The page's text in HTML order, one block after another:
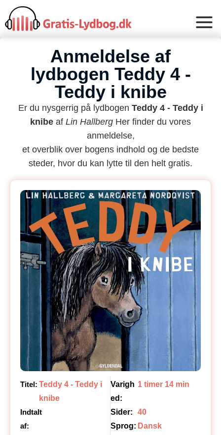
Anmeldelse af
lydbogen Teddy 4 -
Teddy i knibe
Er du nysgerrig på lydbogen Teddy 4 - Teddy i
knibe af Lin Hallberg Her finder du vores
anmeldelse,
et overblik over bogens indhold og de bedste
steder, hvor du kan lytte til den helt gratis.
Titel: Teddy 4 - Teddy i
knibe
Indtalt
af:
Varigh
ed:
1 timer 14 min
Sider:
40
Sprog: Dansk